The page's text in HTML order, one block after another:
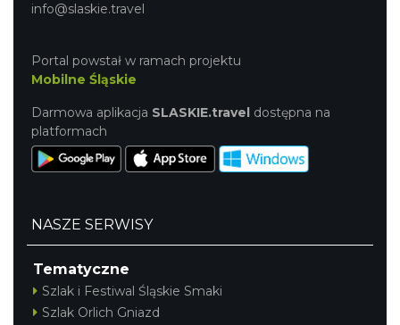
info@slaskie.travel
Portal powstał w ramach projektu
Mobilne Śląskie
Darmowa aplikacja SLASKIE.travel dostępna na
platformach
NASZE SERWISY
Tematyczne
Szlak i Festiwal Śląskie Smaki
Szlak Orlich Gniazd